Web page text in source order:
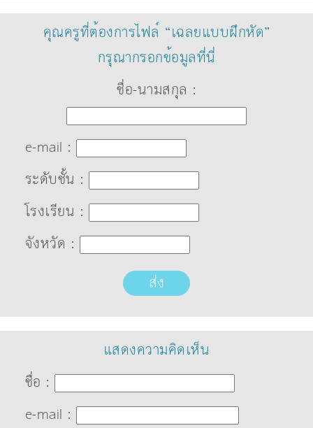
คุณครูที่ต้องการไฟล์ “เฉลยแบบฝึกหัด”
กรุณากรอกข้อมูลที่นี่
ชื่อ-นามสกุล :
e-mail :
ระดับชั้น :
โรงเรียน :
จังหวัด :
ส่ง
แสดงความคิดเห็น
ชื่อ :
e-mail :